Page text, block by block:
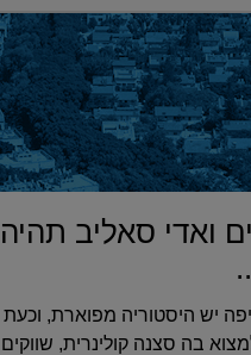
ואדי סאליב תהיה
יש היסטוריה מפוארת, וכעת
בה סצנה קולינרית, שווקים